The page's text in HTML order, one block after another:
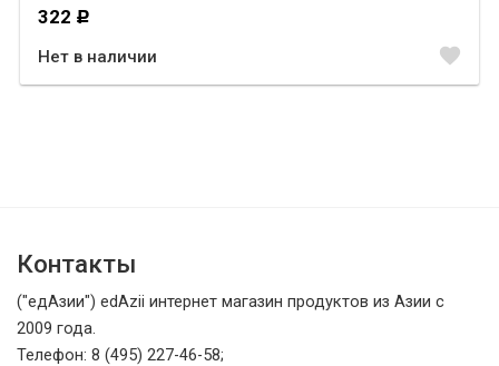
322 Р
Нет в наличии favorite
Контакты
("едАзии") edAzii интернет магазин продуктов из Азии с
2009 года.
Телефон: 8 (495) 227-46-58;